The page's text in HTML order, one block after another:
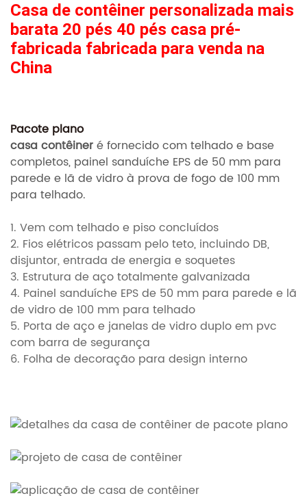
Casa de contêiner personalizada mais
barata 20 pés 40 pés casa pré-
fabricada fabricada para venda na
China
Pacote plano
casa contêineré fornecido com telhado e base
completos, painel sanduíche EPS de 50 mm para
parede e lã de vidro à prova de fogo de 100 mm
para telhado.
1. Vem com telhado e piso concluídos
2. Fios elétricos passam pelo teto, incluindo DB,
disjuntor, entrada de energia e soquetes
3. Estrutura de aço totalmente galvanizada
4. Painel sanduíche EPS de 50 mm para parede e lã
de vidro de 100 mm para telhado
5. Porta de aço e janelas de vidro duplo em pvc
com barra de segurança
6. Folha de decoração para design interno